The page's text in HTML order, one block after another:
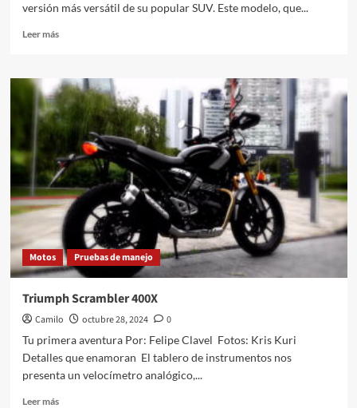
versión más versátil de su popular SUV. Este modelo, que...
Leer másLeer
Porsche
Presenta
el
Nuevo
Cayenne
GTS
en
México
Motos Pruebas de manejo
Triumph Scrambler 400X
Camilo octubre 28, 2024
0
Tu primera aventura Por: Felipe Clavel Fotos: Kris Kuri
Detalles que enamoran El tablero de instrumentos nos
presenta un velocímetro analógico,...
Leer másLeer